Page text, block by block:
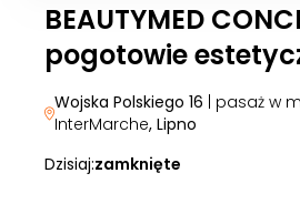
BEAUTYMED
pogotowie
Wojska Polskiego 16 | pasaż w
InterMarche, Lipno
Dzisiaj:zamknięte